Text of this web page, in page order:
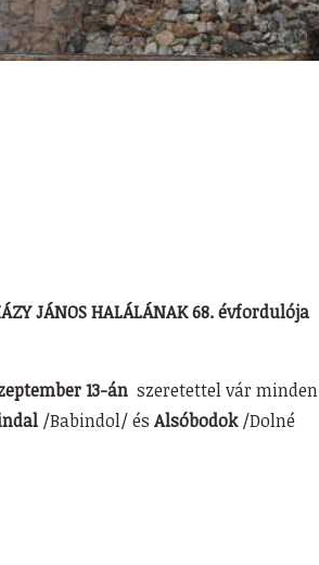
JÁNOS HALÁLÁNAK 68. évfordulója
13-án szeretettel vár minden
/Babindol/ és Alsóbodok/Dolné